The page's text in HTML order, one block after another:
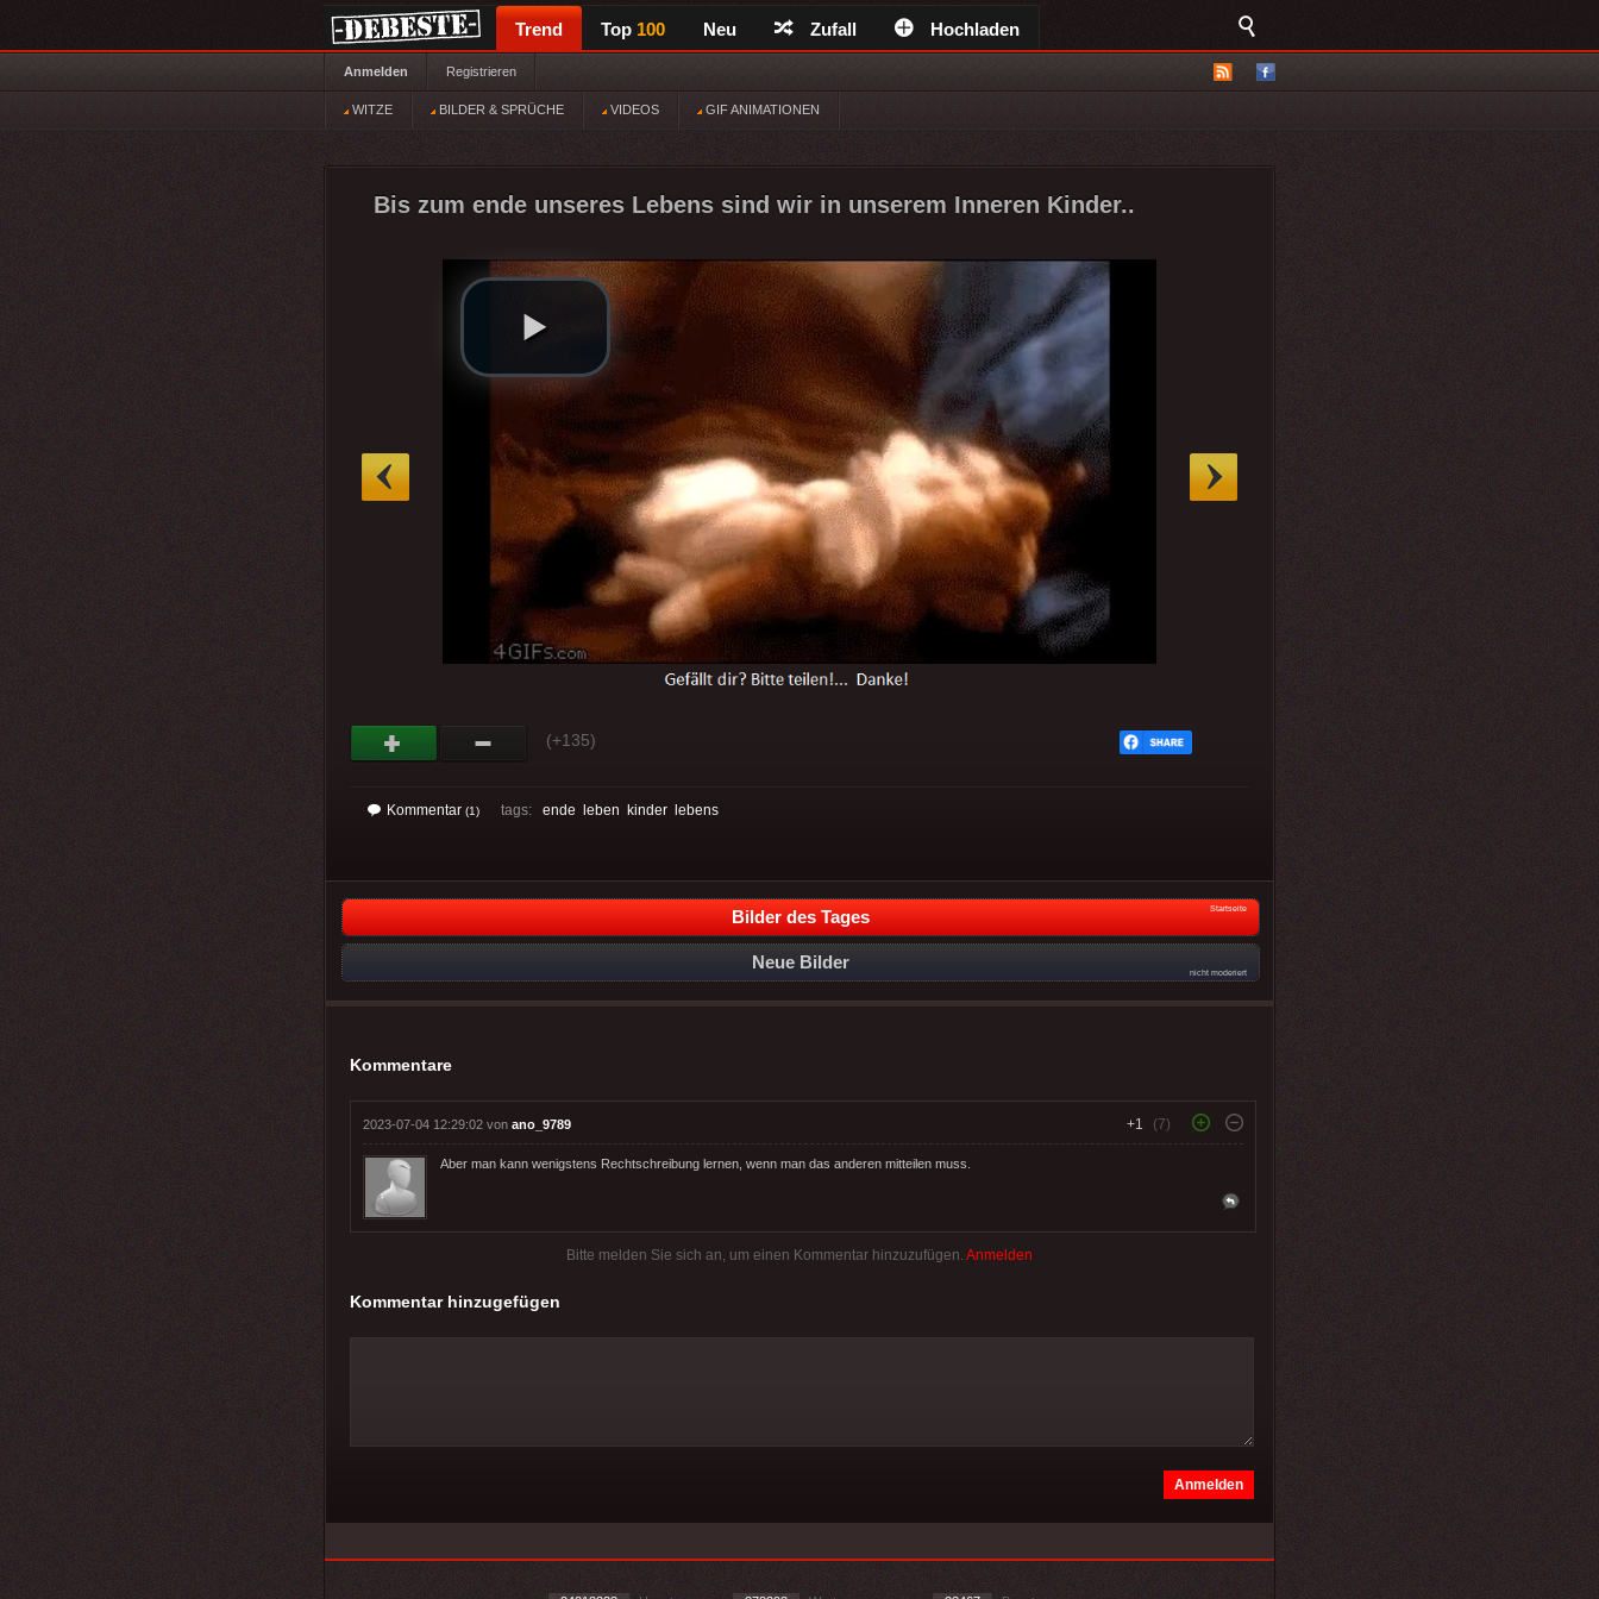
Trend Top 100 Neu Zufall Hochladen
Anmelden Registrieren
WITZE BILDER & SPRÜCHE VIDEOS GIF ANIMATIONEN
Bis zum ende unseres Lebens sind wir in unserem Inneren Kinder..
(+135)
Kommentar (1) tags: ende leben kinder lebens
Bilder des Tages Startseite
Neue Bilder
nicht moderiert
Kommentare
2023-07-04 12:29:02 von ano_9789 +1 (7)
Aber man kann wenigstens Rechtschreibung lernen, wenn man das anderen mitteilen muss.
Bitte melden Sie sich an, um einen Kommentar hinzuzufügen. Anmelden
Kommentar hinzugefügen